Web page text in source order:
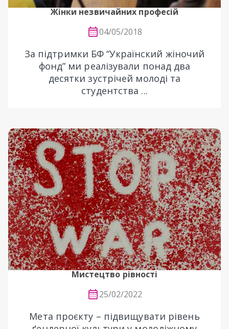
Жінки незвичайних професій
04/05/2018
За підтримки БФ “Українский жіночий
фонд” ми реалізували понад два
десятки зустрічей молоді та
студентства ...
Мистецтво рівності
25/02/2022
Мета проєкту – підвищувати рівень